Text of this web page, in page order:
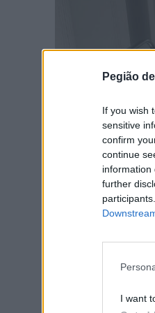
Pegião
If you wish
sensitive
confirm
continue
information
further
I want
As escadas